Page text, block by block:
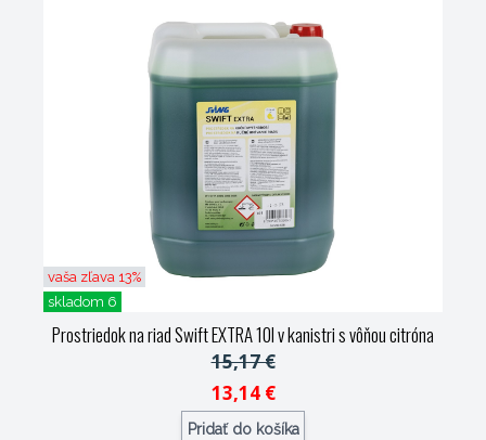
vaša zľava 13%
skladom 6
Prostriedok na riad Swift EXTRA 10l v kanistri s vôňou citróna
15,17 €
13,14 €
Pridať do košíka